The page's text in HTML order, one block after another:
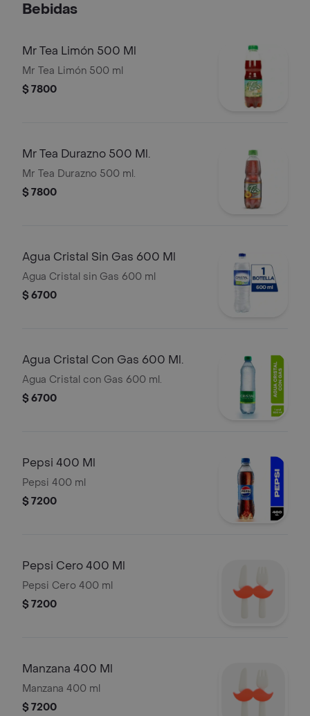
Bebidas
Mr Tea Limón 500 Ml
Mr Tea Limón 500 ml
$ 7800
Mr Tea Durazno 500 Ml.
Mr Tea Durazno 500 ml.
$ 7800
Agua Cristal Sin Gas 600 Ml
Agua Cristal sin Gas 600 ml
$ 6700
Agua Cristal Con Gas 600 Ml.
Agua Cristal con Gas 600 ml.
$ 6700
Pepsi 400 Ml
Pepsi 400 ml
$ 7200
Pepsi Cero 400 Ml
Pepsi Cero 400 ml
$ 7200
Manzana 400 Ml
Manzana 400 ml
$ 7200